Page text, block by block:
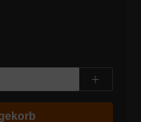
gewünschten